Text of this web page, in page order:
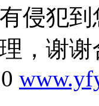
侵犯
，谢谢